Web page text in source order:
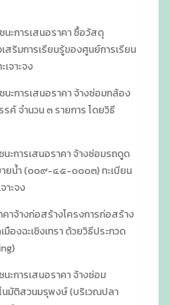
ะการเสนอราคา ซื้อวัสดุ
ริมการเรียนรู้ของศูนย์การเรียน
เจาะจง
การเสนอราคา จ้างซ่อมกล้อง
ค์ จำนวน ๓ รายการ โดยวิธี
การเสนอราคา จ้างซ่อมรถดูด
ายน้ำ (๐๐๙-๔๕-๐๐๐๓) ทะเบียน
าะจง
จ้างก่อสร้างโครงการก่อสร้าง
องฉะเชิงเทรา ด้วยวิธีประกวด
การเสนอราคา จ้างซ่อม
นมัติสวนมรุพงษ์ (บริเวณปลา